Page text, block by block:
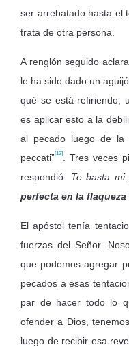
ser arrebatado hasta el
trata de otra persona.
A renglón seguido
le ha sido dado un
qué se está refiriendo,
es aplicar esto a la
al pecado luego de la
peccati”[12]
. Tres veces
respondió: Te basta
perfecta en la flaqueza
El apóstol tenía
fuerzas del Señor.
que podemos agregar
pecados a esas
par de hacer todo lo
ofender a Dios,
luego de recibir esa